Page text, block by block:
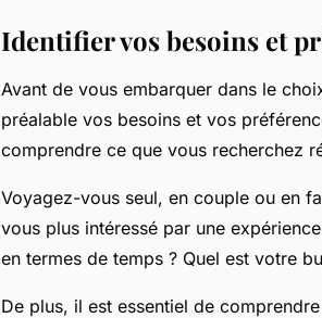
Identifier vos besoins et
Avant de vous embarquer dans le
préalable vos besoins et vos
comprendre ce que vous recherchez
Voyagez-vous seul, en couple ou en
vous plus intéressé par une
en termes de temps ? Quel est votre
De plus, il est essentiel de